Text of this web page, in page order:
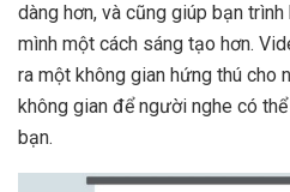
dàng hơn, và cũng giúp bạn
mình một cách sáng tạo hơn.
ra một không gian hứng thú cho
không gian để người nghe có
bạn.